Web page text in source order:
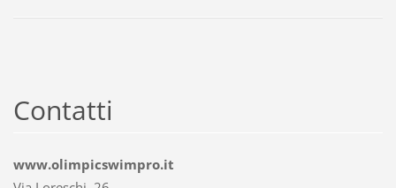
Contatti
www.olimpicswimpro.it